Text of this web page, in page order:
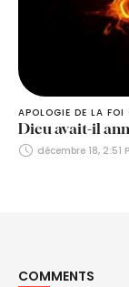
APOLOGIE DE LA FOI
Dieu avait-il
décembre 18, 2:51
COMMENTS